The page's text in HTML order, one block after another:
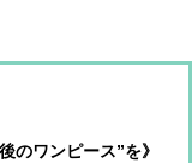
のワンピース”を》